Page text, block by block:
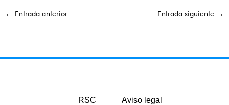
← Entrada anterior Entrada siguiente →
RSC
Aviso legal